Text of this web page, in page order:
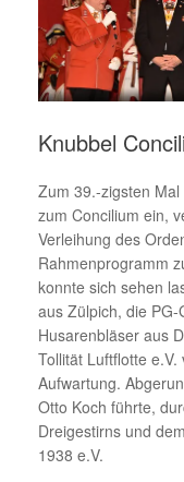
Knubbel
Zum 39.-zigsten
zum Concilium ein,
Verleihung des
Rahmenprogramm
konnte sich sehen
aus Zülpich, die
Husarenbläser aus
Tollität Luftflotte
Aufwartung.
Otto Koch führte,
Dreigestirns und
1938 e.V.